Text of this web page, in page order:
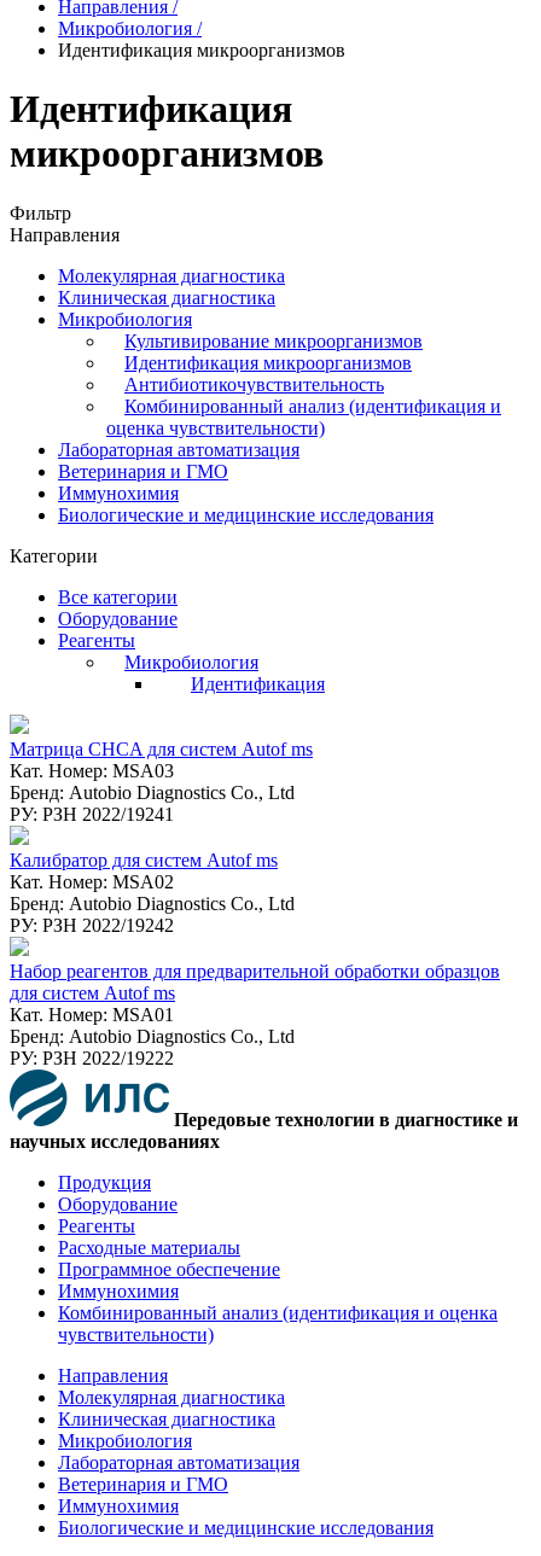
Направления /
Микробиология /
Идентификация микроорганизмов
Идентификация
микроорганизмов
Фильтр
Направления
Молекулярная диагностика
Клиническая диагностика
Микробиология
Культивирование микроорганизмов
Идентификация микроорганизмов
Антибиотикочувствительность
Комбинированный анализ (идентификация и
оценка чувствительности)
Лабораторная автоматизация
Ветеринария и ГМО
Иммунохимия
Биологические и медицинские исследования
Категории
Все категории
Оборудование
Реагенты
Микробиология
Идентификация
Матрица CHCA для систем Autof ms
Кат. Номер: MSA03
Бренд: Autobio Diagnostics Co., Ltd
РУ: РЗН 2022/19241
Калибратор для систем Autof ms
Кат. Номер: MSA02
Бренд: Autobio Diagnostics Co., Ltd
РУ: РЗН 2022/19242
Набор реагентов для предварительной обработки образцов
для систем Autof ms
Кат. Номер: MSA01
Бренд: Autobio Diagnostics Co., Ltd
РУ: РЗН 2022/19222
Передовые технологии в диагностике и
научных исследованиях
Продукция
Оборудование
Реагенты
Расходные материалы
Программное обеспечение
Иммунохимия
Комбинированный анализ (идентификация и оценка
чувствительности)
Направления
Молекулярная диагностика
Клиническая диагностика
Микробиология
Лабораторная автоматизация
Ветеринария и ГМО
Иммунохимия
Биологические и медицинские исследования